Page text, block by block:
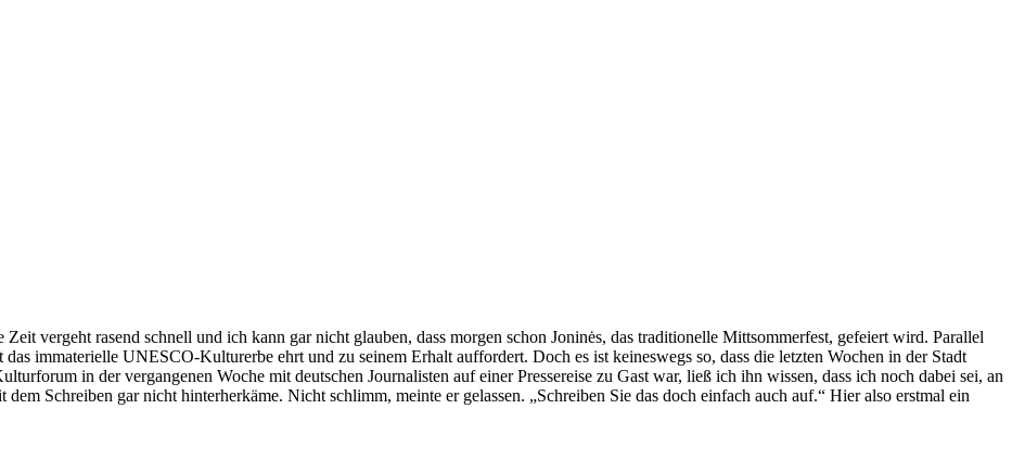
vergeht rasend schnell und ich kann gar nicht glauben, dass morgen schon Joninės, das traditionelle Mittsommerfest, gefeiert wird. Parallel
das immaterielle UNESCO-Kulturerbe ehrt und zu seinem Erhalt auffordert. Doch es ist keineswegs so, dass die letzten Wochen in der Stadt
in der vergangenen Woche mit deutschen Journalisten auf einer Pressereise zu Gast war, ließ ich ihn wissen, dass ich noch dabei sei, an
Schreiben gar nicht hinterherkäme. Nicht schlimm, meinte er gelassen. „Schreiben Sie das doch einfach auch auf.“ Hier also erstmal ein